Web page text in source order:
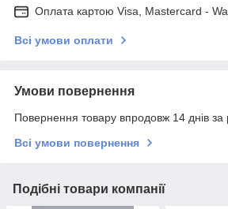
Оплата картою Visa, Mastercard -
Всі умови оплати
Умови повернення
Повернення товару впродовж 14 днів за
Всі умови повернення
Подібні товари компанії